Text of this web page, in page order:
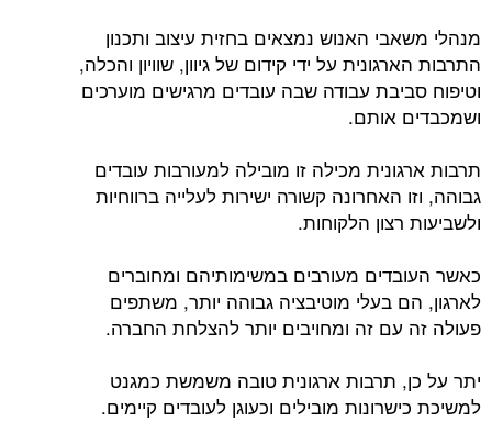
מנהלי משאבי האנוש נמצאים בחזית עיצוב ותכנון
התרבות הארגונית על ידי קידום של גיוון, שוויון והכלה,
וטיפוח סביבת עבודה שבה עובדים מרגישים מוערכים
ושמכבדים אותם.
תרבות ארגונית מכילה זו מובילה למעורבות עובדים
גבוהה, וזו האחרונה קשורה ישירות לעלייה ברווחיות
ולשביעות רצון הלקוחות.
כאשר העובדים מעורבים במשימותיהם ומחוברים
לארגון, הם בעלי מוטיבציה גבוהה יותר, משתפים
פעולה זה עם זה ומחויבים יותר להצלחת החברה.
יתר על כן, תרבות ארגונית טובה משמשת כמגנט
למשיכת כישרונות מובילים וכעוגן לעובדים קיימים.